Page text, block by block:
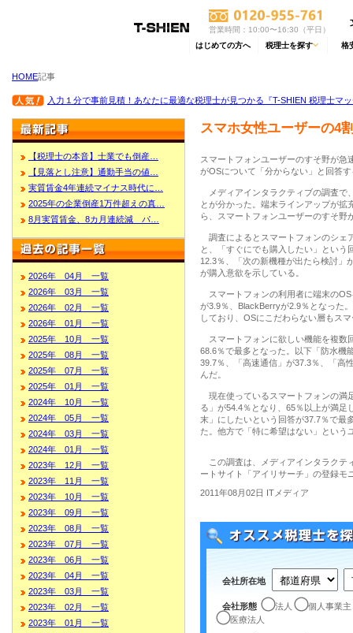
営業時間：10:00〜16:30（平日）
はじめての方へ 税理士を探す 格
HOME記事
入力１分で事前見積！あなたに最適な税理士が見つかる『T-SHIEN 税理士マ
【税理士の本音】士業でも倒産…
【見落とし注意】通勤手当の値…
実質賃金4年連続マイナス時代に…
2025年の企業倒産1万件超えの真…
8月実質賃金、8カ月連続減 パ…
2026年 04月 一覧
2026年 03月 一覧
2026年 02月 一覧
2026年 01月 一覧
2025年 10月 一覧
2025年 08月 一覧
2025年 07月 一覧
2025年 01月 一覧
2024年 10月 一覧
2024年 05月 一覧
2024年 03月 一覧
2024年 01月 一覧
2023年 12月 一覧
2023年 11月 一覧
2023年 10月 一覧
2023年 09月 一覧
2023年 08月 一覧
2023年 07月 一覧
2023年 06月 一覧
2023年 04月 一覧
2023年 03月 一覧
2023年 02月 一覧
2023年 01月 一覧
スマホ女性ユーザーの4
スマートフォンユーザーのすそ野が
がOSについて「分からない」と回答
メディアインタラクティブの調査で
とが分かった。端末ラインアップが
ら、スマートフォンユーザーのすそ野
調査によるとスマートフォンのシェ
と、「すぐにでも購入したい」とい
12.3％、「次の新機種が出たら検討」
が購入意欲を示している。
スマートフォンの利用者に端末のOS
が3.9％、BlackBerryが2.9％となった
しており、OSにこだわらない層もス
スマートフォンに欲しい機能を複数
68.6％で最多となった。以下「防水機
39.7％、「高速通信」が37.3％、「高
んだ。
現在使っているスマートフォンの満
る」が54.4％となり、65％以上が満足
末」にしたいという回答が37.7％で最
た。他方で「特に希望はない」という
この調査は、メディアインタラクテ
ートサイト「アイリサーチ」の登録モ
2011年08月02日 ITメディア
会社所在地
会社形態 法人
個人事業主
医療法人